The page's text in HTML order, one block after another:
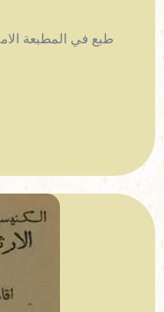
طبع في المطبعة